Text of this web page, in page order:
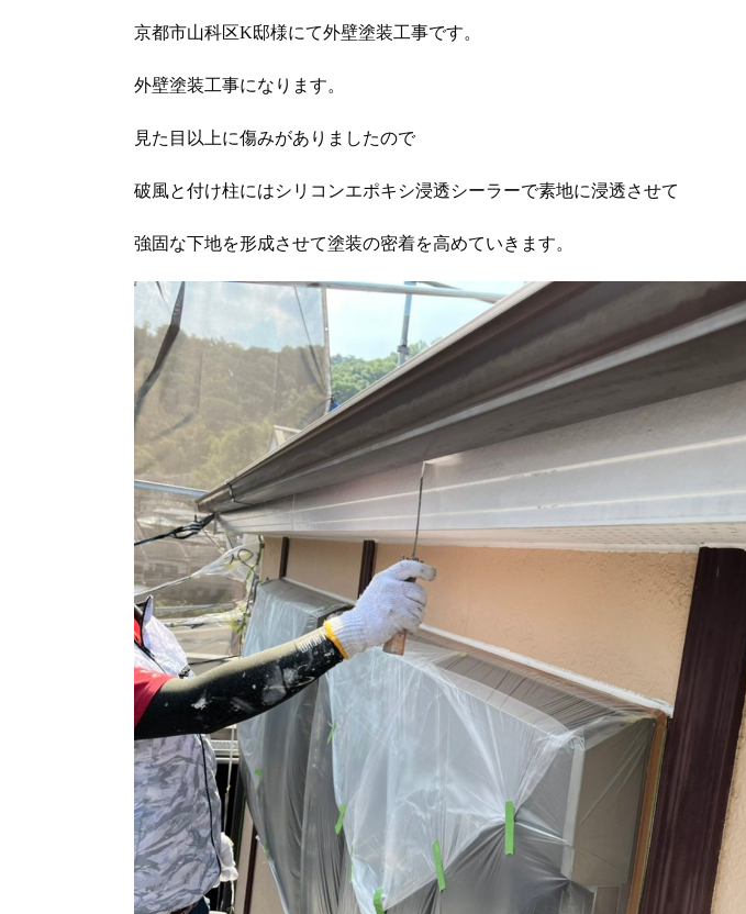
京都市山科区K邸様にて外壁塗装工事です。
外壁塗装工事になります。
見た目以上に傷みがありましたので
破風と付け柱にはシリコンエポキシ浸透シーラーで素地に浸透させて
強固な下地を形成させて塗装の密着を高めていきます。